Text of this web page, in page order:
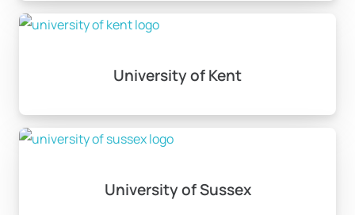
University of Kent
University of Sussex